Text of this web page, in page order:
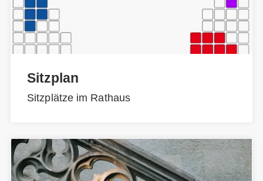
Sitzplan
Sitzplätze im Rathaus